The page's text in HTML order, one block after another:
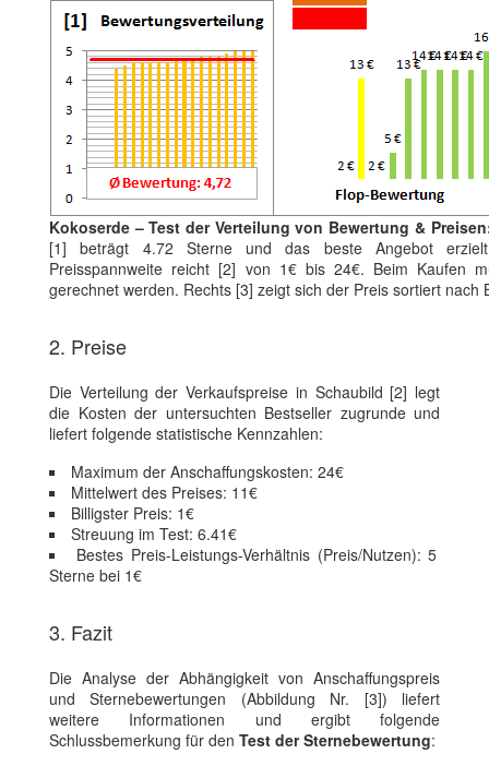
Kokoserde – Test der Verteilung von Bewertung &
[1] beträgt 4.72 Sterne und das beste Angebot
Preisspannweite reicht [2] von 1€ bis 24€. Beim Kaufen
gerechnet werden. Rechts [3] zeigt sich der Preis sortiert nach
2. Preise
Die Verteilung der Verkaufspreise in Schaubild [2] legt
die Kosten der untersuchten Bestseller zugrunde und
liefert folgende statistische Kennzahlen:
Maximum der Anschaffungskosten: 24€
Mittelwert des Preises: 11€
Billigster Preis: 1€
Streuung im Test: 6.41€
Bestes Preis-Leistungs-Verhältnis (Preis/Nutzen): 5
Sterne bei 1€
3. Fazit
Die Analyse der Abhängigkeit von Anschaffungspreis
und Sternebewertungen (Abbildung Nr. [3]) liefert
weitere Informationen und ergibt folgende
Schlussbemerkung für den Test der Sternebewertung: